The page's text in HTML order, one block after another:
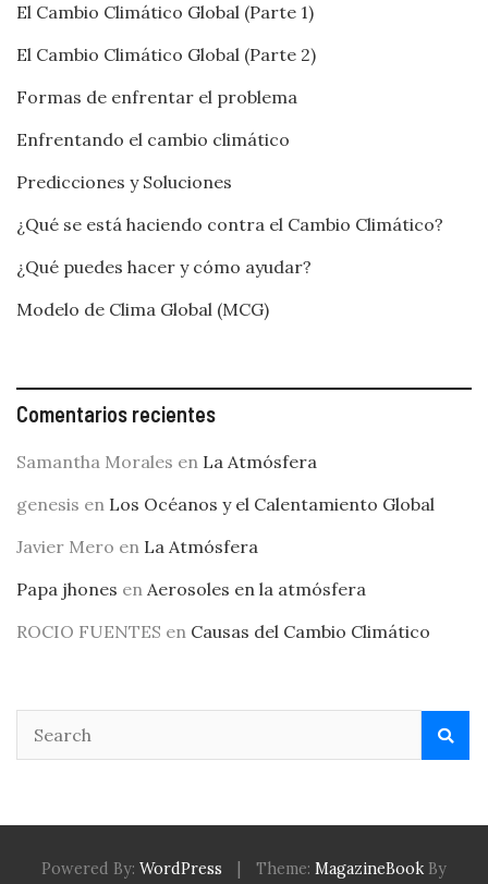
El Cambio Climático Global (Parte 1)
El Cambio Climático Global (Parte 2)
Formas de enfrentar el problema
Enfrentando el cambio climático
Predicciones y Soluciones
¿Qué se está haciendo contra el Cambio Climático?
¿Qué puedes hacer y cómo ayudar?
Modelo de Clima Global (MCG)
Comentarios recientes
Samantha Morales en La Atmósfera
genesis en Los Océanos y el Calentamiento Global
Javier Mero en La Atmósfera
Papa jhones en Aerosoles en la atmósfera
ROCIO FUENTES en Causas del Cambio Climático
Powered By: WordPress Theme: MagazineBook By